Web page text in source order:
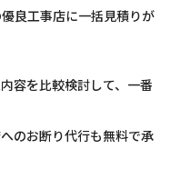
良工事店に一括見積りが
容を比較検討して、一番
のお断り代行も無料で承